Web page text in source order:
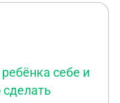
себе и